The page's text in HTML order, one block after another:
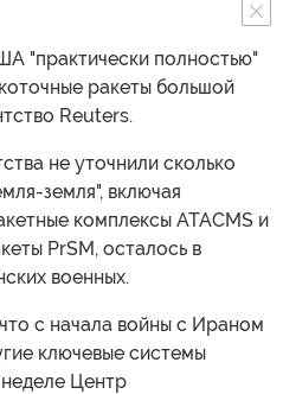
"практически полностью"
ракеты большой
Reuters.
не уточнили сколько
земля", включая
комплексы ATACMS и
PrSM, осталось в
военных.
с начала войны с Ираном
ключевые системы
Центр